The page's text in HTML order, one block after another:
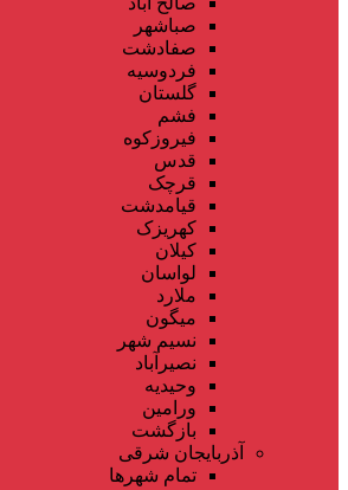
صباشهر
صفادشت
فردوسیه
گلستان
فشم
فیروزکوه
قدس
قرچک
قیامدشت
کهریزک
کیلان
لواسان
ملارد
میگون
نسیم شهر
نصیرآباد
وحیدیه
ورامین
بازگشت
آذربایجان شرقی
تمام شهر‌ها